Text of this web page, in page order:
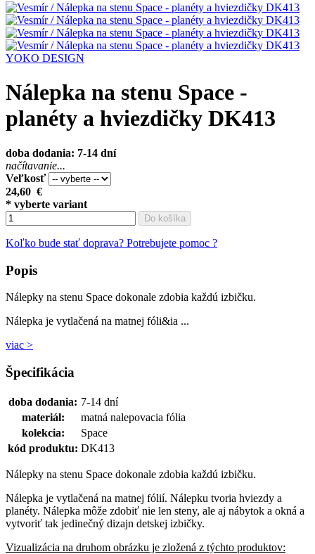
YOKO DESIGN
Nálepka na stenu Space -
planéty a hviezdičky DK413
doba dodania: 7-14 dní
načítavanie...
Veľkosť
24,60 €
* vyberte variant
Do košíka
Koľko bude stať doprava? Potrebujete pomoc ?
Popis
Nálepky na stenu Space dokonale zdobia každú izbičku.
Nálepka je vytlačená na matnej fóli&ia ...
viac >
Špecifikácia
doba dodania: 7-14 dní
materiál:
matná nalepovacia fólia
kolekcia:
Space
kód produktu: DK413
Nálepky na stenu Space dokonale zdobia každú izbičku.
Nálepka je vytlačená na matnej fólií. Nálepku tvoria hviezdy a
planéty. Nálepka môže zdobiť nie len steny, ale aj nábytok a okná a
vytvoriť tak jedinečný dizajn detskej izbičky.
Vizualizácia na druhom obrázku je zložená z týchto produktov: